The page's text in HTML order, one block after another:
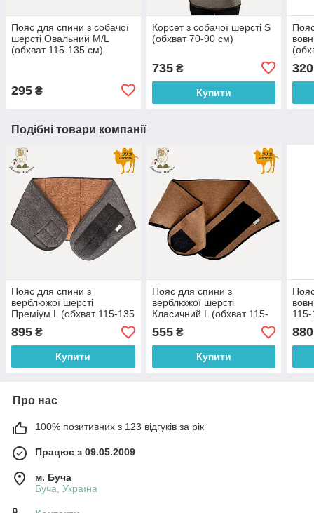
Пояс для спини з собачої
шерсті Овальний M/L
(обхват 115-135 см)
295 ₴
Корсет з собачої шерсті S
(обхват 70-90 см)
735₴
Купити
320
Подібні товари компанії
Пояс для спини з
верблюжої шерсті
Преміум L (обхват 115-135
895 ₴
Купити
Пояс для спини з
верблюжої шерсті
Класичний L (обхват 115-
555₴
Купити
880
Про нас
100% позитивних з 123 відгуків за рік
Працює з 09.05.2009
м. Буча
Буча, Україна